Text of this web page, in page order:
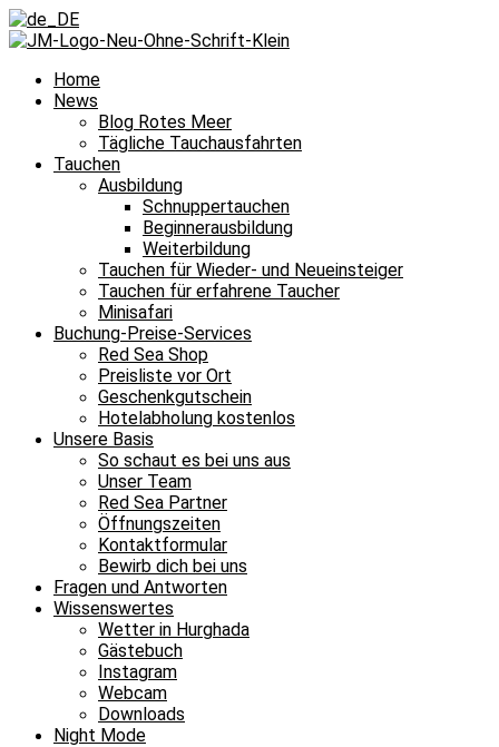
Home
News
Blog Rotes Meer
Tägliche Tauchausfahrten
Tauchen
Ausbildung
Schnuppertauchen
Beginnerausbildung
Weiterbildung
Tauchen für Wieder- und Neueinsteiger
Tauchen für erfahrene Taucher
Minisafari
Buchung-Preise-Services
Red Sea Shop
Preisliste vor Ort
Geschenkgutschein
Hotelabholung kostenlos
Unsere Basis
So schaut es bei uns aus
Unser Team
Red Sea Partner
Öffnungszeiten
Kontaktformular
Bewirb dich bei uns
Fragen und Antworten
Wissenswertes
Wetter in Hurghada
Gästebuch
Instagram
Webcam
Downloads
Night Mode